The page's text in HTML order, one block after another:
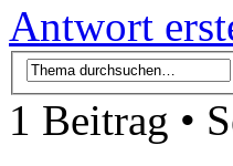
Antwort
1 Beitrag •